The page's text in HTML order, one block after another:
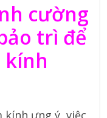
cường
trì để
kính
kính ưng ý, việc